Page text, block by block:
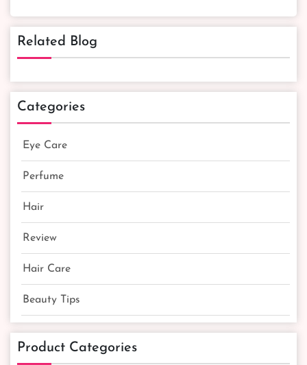
Related Blog
Categories
Eye Care
Perfume
Hair
Review
Hair Care
Beauty Tips
Product Categories